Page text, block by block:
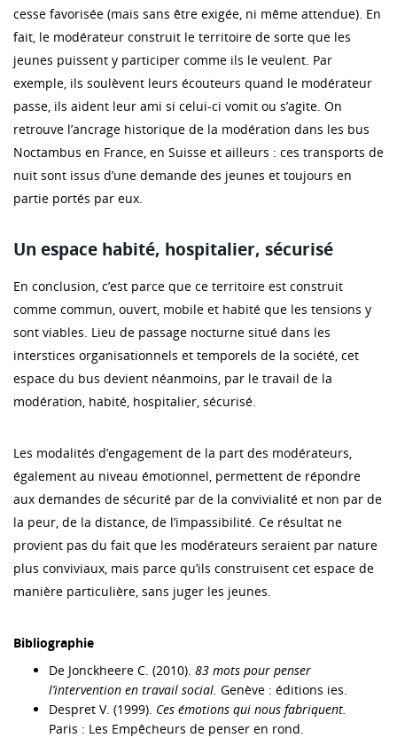
cesse favorisée (mais sans être exigée, ni même attendue). En
fait, le modérateur construit le territoire de sorte que les
jeunes puissent y participer comme ils le veulent. Par
exemple, ils soulèvent leurs écouteurs quand le modérateur
passe, ils aident leur ami si celui-ci vomit ou s’agite. On
retrouve l’ancrage historique de la modération dans les bus
Noctambus en France, en Suisse et ailleurs : ces transports de
nuit sont issus d’une demande des jeunes et toujours en
partie portés par eux.
Un espace habité, hospitalier, sécurisé
En conclusion, c’est parce que ce territoire est construit
comme commun, ouvert, mobile et habité que les tensions y
sont viables. Lieu de passage nocturne situé dans les
interstices organisationnels et temporels de la société, cet
espace du bus devient néanmoins, par le travail de la
modération, habité, hospitalier, sécurisé.
Les modalités d’engagement de la part des modérateurs,
également au niveau émotionnel, permettent de répondre
aux demandes de sécurité par de la convivialité et non par de
la peur, de la distance, de l’impassibilité. Ce résultat ne
provient pas du fait que les modérateurs seraient par nature
plus conviviaux, mais parce qu’ils construisent cet espace de
manière particulière, sans juger les jeunes.
Bibliographie
De Jonckheere C. (2010). 83 mots pour penser
l’intervention en travail social. Genève : éditions ies.
Despret V. (1999). Ces émotions qui nous fabriquent.
Paris : Les Empêcheurs de penser en rond.